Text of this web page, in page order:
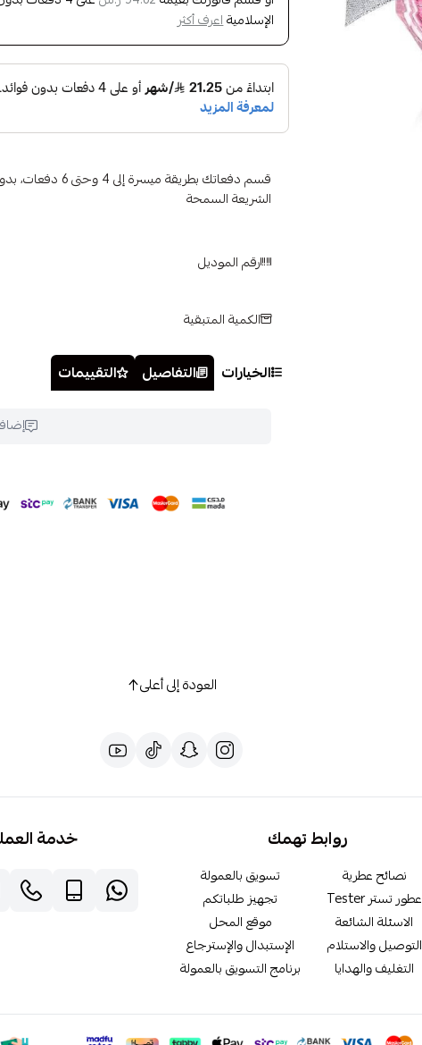
الإسلاميةاعرف أكثر
قسم دفعاتك بطريقة
الشريعة السمحة
رقم الموديل
الكمية المتبقية
الخيارات التفاصيل التقييمات
العودة إلى أعلى
روابط تهمك
نصائح عطرية
عطور تستر Tester
الاسئلة الشائعة
التوصيل والاستلام
التغليف والهدايا
تسويق بالعمولة
تجهيز طلباتكم
موقع المحل
الإستبدال والإسترجاع
برنامج التسويق بالعمولة
خدمة